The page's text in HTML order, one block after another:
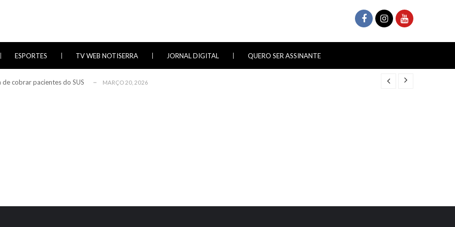
ESPORTES TV WEB NOTISERRA JORNAL DIGITAL QUERO SER ASSINANTE
Natal no Morro Celebra 150 Anos da Imi... DEZEMBRO 13, 2025
cobrar pacientes do SUS MARÇO 20, 2026
Natal no Morro Celebra 150 Anos da Imi...